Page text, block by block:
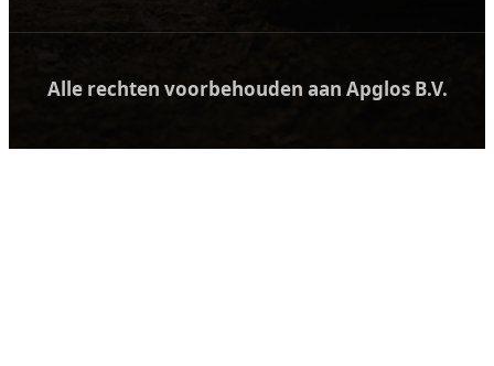
Alle rechten voorbehouden aan Apglos B.V.